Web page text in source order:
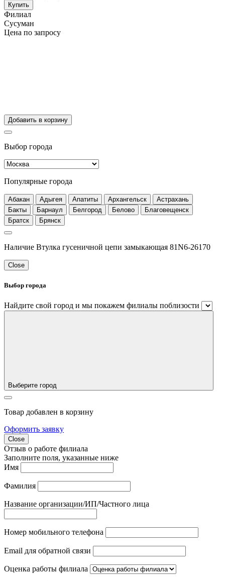
Купить
Филиал
Сусуман
Цена по запросу
Добавить в корзину
Выбор города
Популярные города
Абакан Адыгея Апатиты Архангельск
Астрахань
Бакты
Барнаул Белгород Белово
Благовещенск
Братск
Брянск
Наличие Втулка гусеничной цепи замыкающая 81N6-26170
Close
Выбор города
Найдите свой город и мы покажем филиалы поблизости
Выберите город
Товар добавлен в корзину
Оформить заявку
Close
Отзыв о работе филиала
Заполните поля, указанные ниже
Имя
Фамилия
Название организации/ИП/Частного лица
Номер мобильного телефона
Email для обратной связи
Оценка работы филиала